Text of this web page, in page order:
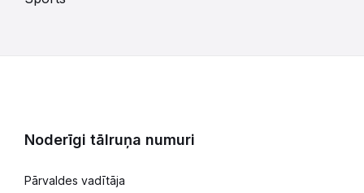
Noderīgi tālruņa numuri
Pārvaldes vadītāja